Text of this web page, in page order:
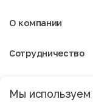
Мы
Москва
Мужское
О компании
Отзывы
Магазины
Сотрудничество
Реклама